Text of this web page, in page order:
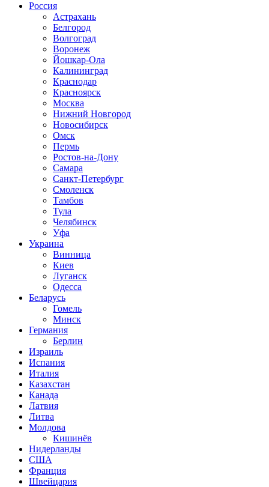
Россия
Астрахань
Белгород
Волгоград
Воронеж
Йошкар-Ола
Калининград
Краснодар
Красноярск
Москва
Нижний Новгород
Новосибирск
Омск
Пермь
Ростов-на-Дону
Самара
Санкт-Петербург
Смоленск
Тамбов
Тула
Челябинск
Уфа
Украина
Винница
Киев
Луганск
Одесса
Беларусь
Гомель
Минск
Германия
Берлин
Израиль
Испания
Италия
Казахстан
Канада
Латвия
Литва
Молдова
Кишинёв
Нидерланды
США
Франция
Швейцария